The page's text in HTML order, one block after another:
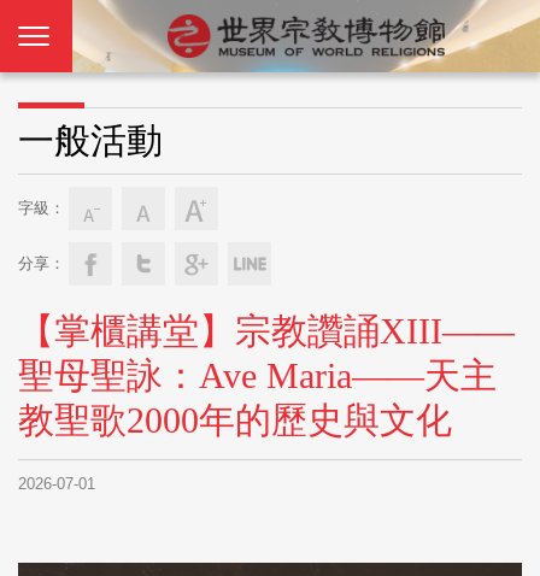
一般活動
字級：
分享：
【掌櫃講堂】宗教讚誦XIII——
聖母聖詠：Ave Maria——天主
教聖歌2000年的歷史與文化
2026-07-01